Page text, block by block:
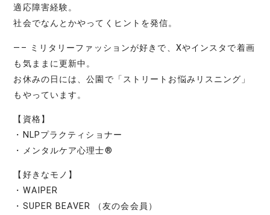
適応障害経験。
社会でなんとかやってくヒントを発信。
—– ミリタリーファッションが好きで、Xやインスタで着画
も気ままに更新中。
お休みの日には、公園で「ストリートお悩みリスニング」
もやっています。
【資格】
・NLPプラクティショナー
・メンタルケア心理士®
【好きなモノ】
・WAIPER
・SUPER BEAVER （友の会会員）